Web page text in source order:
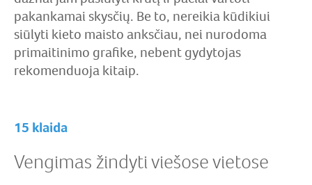
pakankamai skysčių. Be to, nereikia kūdikiui
siūlyti kieto maisto anksčiau, nei nurodoma
primaitinimo grafike, nebent gydytojas
rekomenduoja kitaip.
15 klaida
Vengimas žindyti viešose vietose